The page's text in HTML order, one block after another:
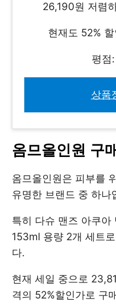
26,190원 저렴
현재도 52%
평점:
상품
옴므올인원 구
옴므올인원은 피부를
유명한 브랜드 중 하나
특히 다슈 맨즈 아쿠아
153ml 용량 2개 세트
다.
현재 세일 중으로
격의 52%할인가로 구